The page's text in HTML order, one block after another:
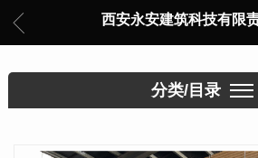
西安永安建筑科技有限
分类/目录